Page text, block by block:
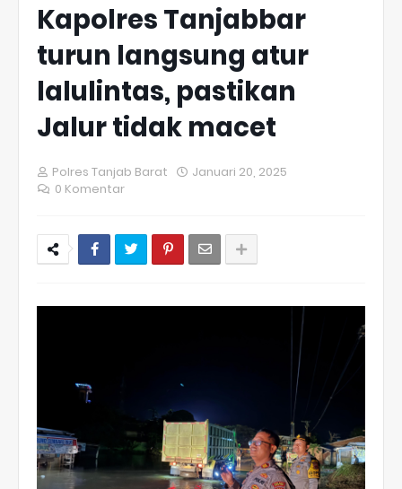
Kapolres Tanjabbar
turun langsung atur
lalulintas, pastikan
Jalur tidak macet
Polres Tanjab Barat
Januari 20, 2025
0 Komentar